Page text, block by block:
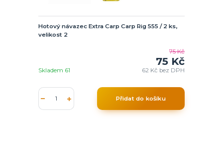
Hotový návazec Extra Carp Carp Rig 555 / 2 ks,
velikost 2
75 Kč
75 Kč
62 Kč bez DPH
Skladem 61
Přidat do košíku